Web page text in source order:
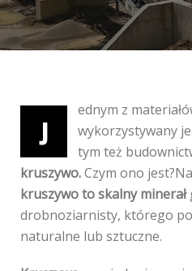
J
ednym z
wykorzystywany
tym też
kruszywo.Czym ono
kruszywo to skalny minerał
drobnoziarnisty, którego
naturalne lub sztuczne.